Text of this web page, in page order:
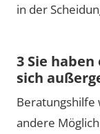
in der
3 Sie
sich
Beratungshilfe
andere